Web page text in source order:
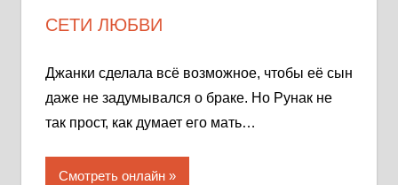
СЕТИ ЛЮБВИ
Джанки сделала всё возможное, чтобы её сын
даже не задумывался о браке. Но Рунак не
так прост, как думает его мать…
Смотреть онлайн